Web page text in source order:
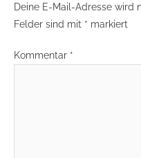
Deine E-Mail-Adresse wird
Felder sind mit * markiert
Kommentar *